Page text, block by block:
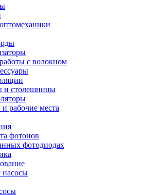
с волокном
и столешницы
рабочие места
фотонов
фотодиодах